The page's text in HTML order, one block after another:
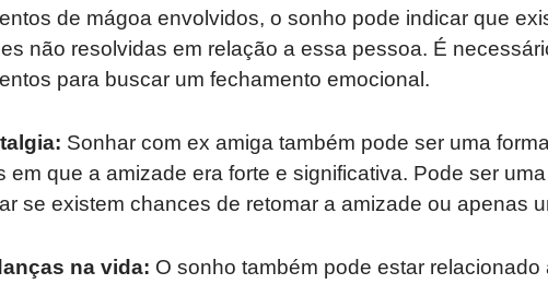
de mágoa envolvidos, o sonho pode indicar que
não resolvidas em relação a essa pessoa. É
para buscar um fechamento emocional.
Sonhar com ex amiga também pode ser uma
em que a amizade era forte e significativa. Pode ser
se existem chances de retomar a amizade ou apenas
na vida: O sonho também pode estar